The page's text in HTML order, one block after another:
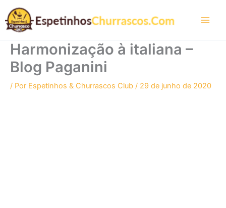
para
conteúdo
Harmonização à italiana –
Blog Paganini
/ Por Espetinhos & Churrascos Club / 29 de junho de 2020